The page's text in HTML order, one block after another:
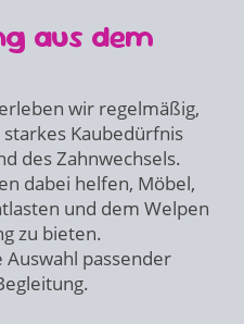
aus dem
wir regelmäßig,
Kaubedürfnis
des Zahnwechsels.
dabei helfen, Möbel,
und dem Welpen
zu bieten.
Auswahl passender